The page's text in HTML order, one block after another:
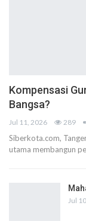
Kompensasi
Bangsa?
Jul 11, 2026 289
Siberkota.com,
utama membangun
Jul